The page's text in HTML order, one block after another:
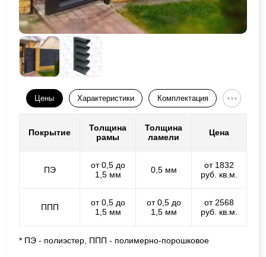
Цены Характеристики Комплектация
Покрытие
Толщина
рамы
Толщина
ламели
Цена
ПЭ
от 0,5 до
1,5 мм
0,5 мм
от 1832
руб. кв.м.
ППП
от 0,5 до
1,5 мм
от 0,5 до
1,5 мм
от 2568
руб. кв.м.
* ПЭ - полиэстер, ППП - полимерно-порошковое